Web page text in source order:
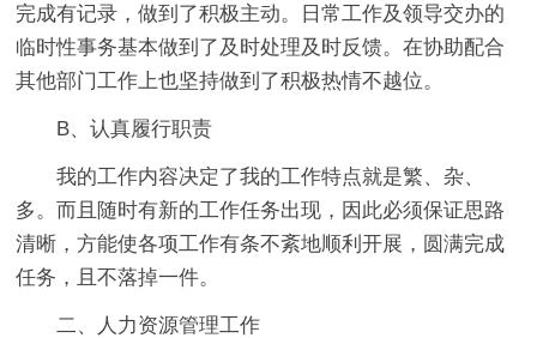
完成有记录，做到了积极主动。日常工作及领导交办的
临时性事务基本做到了及时处理及时反馈。在协助配合
其他部门工作上也坚持做到了积极热情不越位。
B、认真履行职责
我的工作内容决定了我的工作特点就是繁、杂、
多。而且随时有新的工作任务出现，因此必须保证思路
清晰，方能使各项工作有条不紊地顺利开展，圆满完成
任务，且不落掉一件。
二、人力资源管理工作